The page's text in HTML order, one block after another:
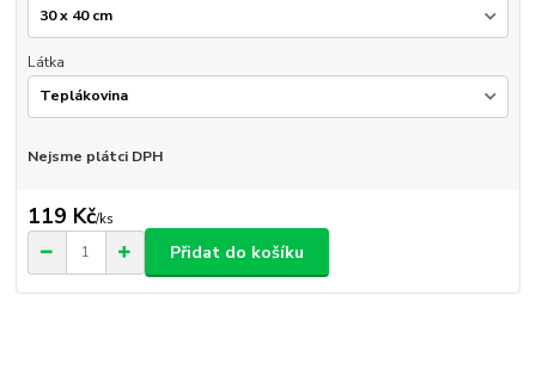
Látka
Nejsme plátci DPH
119 Kč/ks
Přidat do košíku